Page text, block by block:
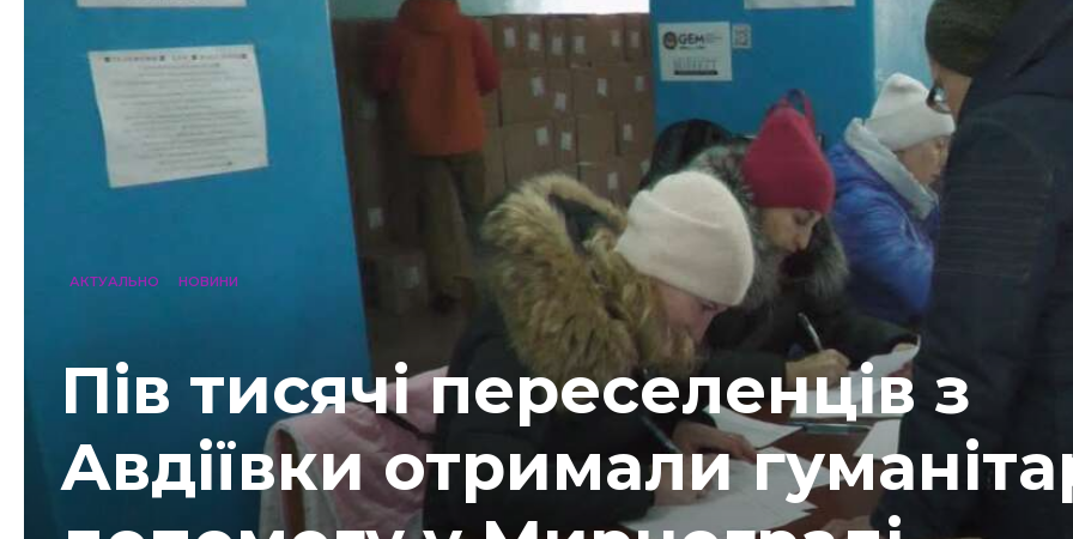
АКТУАЛЬНО НОВИНИ
Пів тисячі переселенців з
Авдіївки отримали